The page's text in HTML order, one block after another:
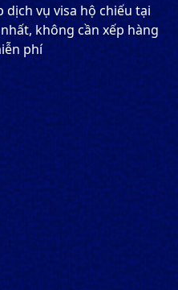
dịch vụ visa hộ chiếu tại
không cần xếp hàng
phí